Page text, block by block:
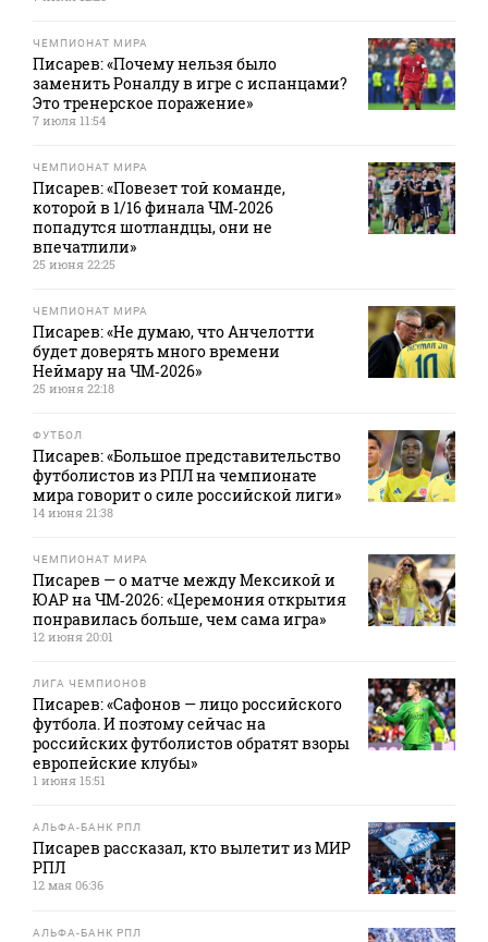
ЧЕМПИОНАТ МИРА
Писарев: «Почему нельзя было
заменить Роналду в игре с испанцами?
Это тренерское поражение»
7 июля 11:54
ЧЕМПИОНАТ МИРА
Писарев: «Повезет той команде,
которой в 1/16 финала ЧМ‑2026
попадутся шотландцы, они не
впечатлили»
25 июня 22:25
ЧЕМПИОНАТ МИРА
Писарев: «Не думаю, что Анчелотти
будет доверять много времени
Неймару на ЧМ‑2026»
25 июня 22:18
ФУТБОЛ
Писарев: «Большое представительство
футболистов из РПЛ на чемпионате
мира говорит о силе российской лиги»
14 июня 21:38
ЧЕМПИОНАТ МИРА
Писарев — о матче между Мексикой и
ЮАР на ЧМ‑2026: «Церемония открытия
понравилась больше, чем сама игра»
12 июня 20:01
ЛИГА ЧЕМПИОНОВ
Писарев: «Сафонов — лицо российского
футбола. И поэтому сейчас на
российских футболистов обратят взоры
европейские клубы»
1 июня 15:51
АЛЬФА-БАНК РПЛ
Писарев рассказал, кто вылетит из МИР
РПЛ
12 мая 06:36
АЛЬФА-БАНК РПЛ